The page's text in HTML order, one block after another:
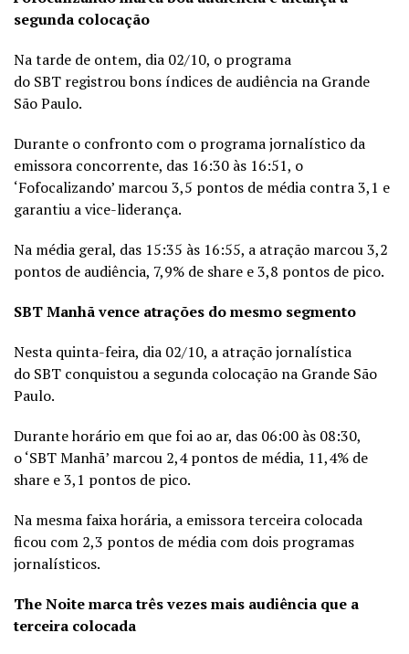
segunda colocação
Na tarde de ontem, dia 02/10, o programa
do SBT registrou bons índices de audiência na Grande
São Paulo.
Durante o confronto com o programa jornalístico da
emissora concorrente, das 16:30 às 16:51, o
‘Fofocalizando’ marcou 3,5 pontos de média contra 3,1 e
garantiu a vice-liderança.
Na média geral, das 15:35 às 16:55, a atração marcou 3,2
pontos de audiência, 7,9% de share e 3,8 pontos de pico.
SBT Manhã vence atrações do mesmo segmento
Nesta quinta-feira, dia 02/10, a atração jornalística
do SBT conquistou a segunda colocação na Grande São
Paulo.
Durante horário em que foi ao ar, das 06:00 às 08:30,
o ‘SBT Manhã’ marcou 2,4 pontos de média, 11,4% de
share e 3,1 pontos de pico.
Na mesma faixa horária, a emissora terceira colocada
ficou com 2,3 pontos de média com dois programas
jornalísticos.
The Noite marca três vezes mais audiência que a
terceira colocada